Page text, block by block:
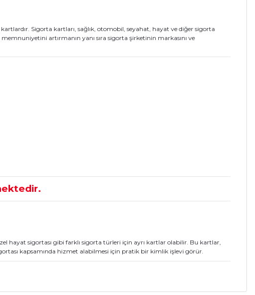
Sigorta kartları, sağlık, otomobil, seyahat, hayat ve diğer sigorta
artırmanın yanı sıra sigorta şirketinin markasını ve
hayat sigortası gibi farklı sigorta türleri için ayrı kartlar olabilir. Bu kartlar,
kapsamında hizmet alabilmesi için pratik bir kimlik işlevi görür.